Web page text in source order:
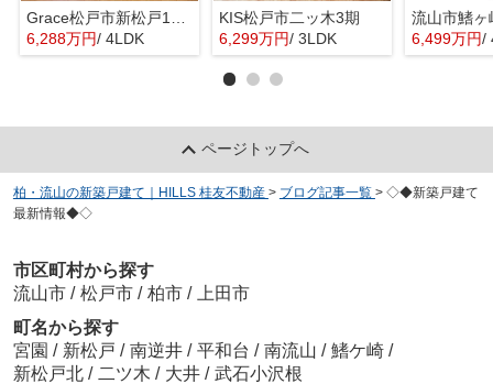
6,288万円/ 4LDK
KIS松戸市二ッ木3期
6,299万円/ 3LDK
流山市鰭ヶ
6,499万円/
ページトップへ
柏・流山の新築戸建て｜HILLS 桂友不動産 > ブログ記事一覧 > ◇◆新築戸建て
最新情報◆◇
市区町村から探す
流山市 / 松戸市 / 柏市 /
上田市
町名から探す
宮園 / 新松戸 / 南逆井 / 平和台 / 南流山 / 鰭ケ崎 /
新松戸北 / 二ツ木 / 大井 / 武石小沢根